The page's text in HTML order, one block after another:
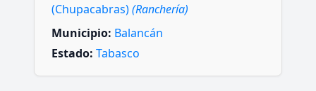
(Chupacabras)(Ranchería)
Municipio: Balancán
Estado: Tabasco